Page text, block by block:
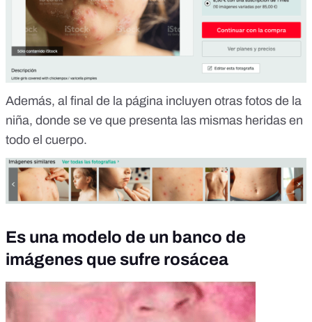
Además, al final de la página incluyen otras fotos de la
niña, donde se ve que presenta las mismas heridas en
todo el cuerpo.
Es una modelo de un banco de
imágenes que sufre rosácea